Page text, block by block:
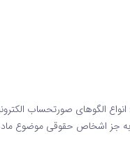
سامانه مودیان موضوع : انواع الگوهای صورتحساب